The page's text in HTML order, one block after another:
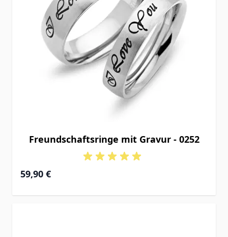
Freundschaftsringe mit Gravur - 0252
59,90 €